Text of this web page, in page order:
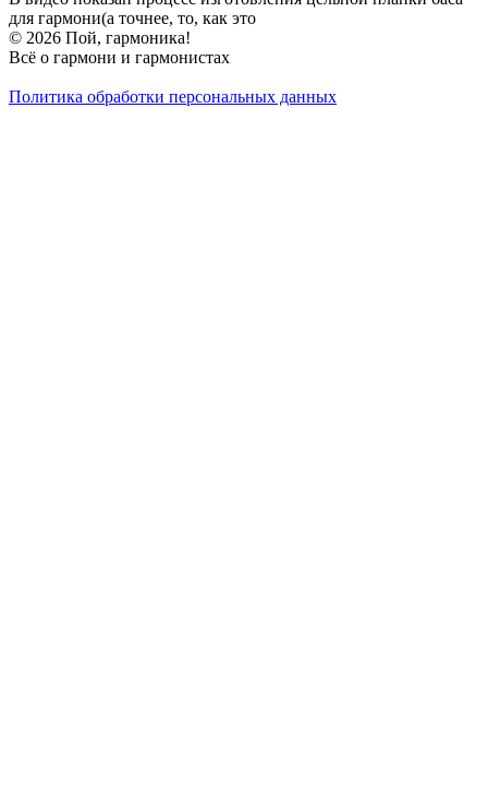
для гармони(а точнее, то, как это
© 2026 Пой, гармоника!
Всё о гармони и гармонистах
Политика обработки персональных данных